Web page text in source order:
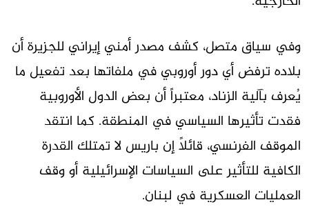
وفي سياق متصل، كشف مصدر أمني إيراني للجزيرة أن
بلاده ترفض أي دور أوروبي في ملفاتها بعد تفعيل ما
يُعرف بآلية الزناد، معتبراً أن بعض الدول الأوروبية
فقدت تأثيرها السياسي في المنطقة. كما انتقد
الموقف الفرنسي، قائلاً إن باريس لا تمتلك القدرة
الكافية للتأثير على السياسات الإسرائيلية أو وقف
العمليات العسكرية في لبنان.